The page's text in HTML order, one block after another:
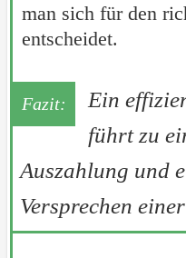
man sich für den
entscheidet.
Ein
führt zu
Auszahlung und
Versprechen